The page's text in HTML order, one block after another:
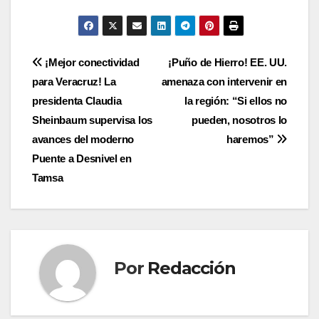
Navegación
de
entradas
¡Puño de Hierro! EE. UU.
amenaza con intervenir en
la región: “Si ellos no
pueden, nosotros lo
haremos”
¡Mejor conectividad
para Veracruz! La
presidenta Claudia
Sheinbaum supervisa los
avances del moderno
Puente a Desnivel en
Tamsa
Por Redacción